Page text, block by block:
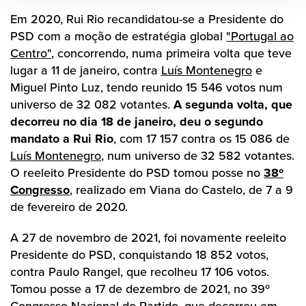
Em 2020, Rui Rio recandidatou-se a Presidente do
PSD com a moção de estratégia global "Portugal ao
Centro", concorrendo, numa primeira volta que teve
lugar a 11 de janeiro, contra Luís Montenegro e
Miguel Pinto Luz, tendo reunido 15 546 votos num
universo de 32 082 votantes. A segunda volta, que
decorreu no dia 18 de janeiro, deu o segundo
mandato a Rui Rio, com 17 157 contra os 15 086 de
Luís Montenegro, num universo de 32 582 votantes.
O reeleito Presidente do PSD tomou posse no 38º
Congresso, realizado em Viana do Castelo, de 7 a 9
de fevereiro de 2020.
A 27 de novembro de 2021, foi novamente reeleito
Presidente do PSD, conquistando 18 852 votos,
contra Paulo Rangel, que recolheu 17 106 votos.
Tomou posse a 17 de dezembro de 2021, no 39º